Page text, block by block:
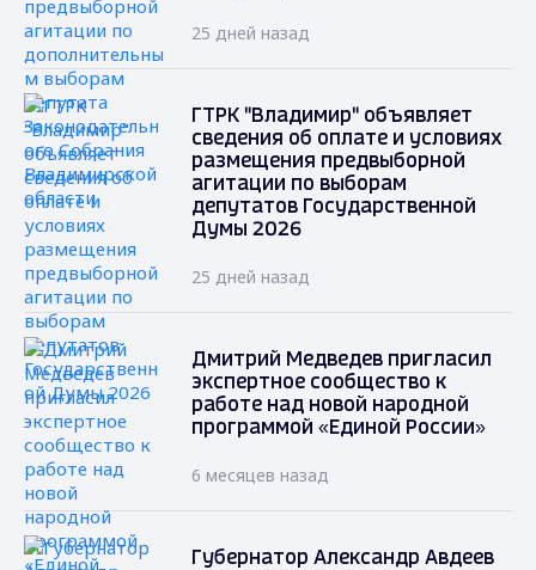
25 дней назад
ГТРК "Владимир" объявляет
сведения об оплате и условиях
размещения предвыборной
агитации по выборам
депутатов Государственной
Думы 2026
25 дней назад
Дмитрий Медведев пригласил
экспертное сообщество к
работе над новой народной
программой «Единой России»
6 месяцев назад
Губернатор Александр Авдеев